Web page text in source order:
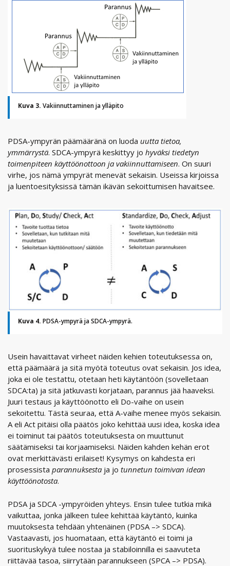
Kuva 3. Vakiinnuttaminen ja ylläpito
PDSA-ympyrän päämääränä on luoda uutta tietoa,
ymmärrystä. SDCA-ympyrä keskittyy jo hyväksi tiedetyn
toimenpiteen käyttöönottoon ja vakiinnuttamiseen. On suuri
virhe, jos nämä ympyrät menevät sekaisin. Useissa kirjoissa
ja luentoesityksissä tämän ikävän sekoittumisen havaitsee.
Kuva 4. PDSA-ympyrä ja SDCA-ympyrä.
Usein havaittavat virheet näiden kehien toteutuksessa on,
että päämäärä ja sitä myötä toteutus ovat sekaisin. Jos idea,
joka ei ole testattu, otetaan heti käytäntöön (sovelletaan
SDCA:ta) ja sitä jatkuvasti korjataan, parannus jää haaveksi.
Juuri testaus ja käyttöönotto eli Do-vaihe on usein
sekoitettu. Tästä seuraa, että A-vaihe menee myös sekaisin.
A eli Act pitäisi olla päätös joko kehittää uusi idea, koska idea
ei toiminut tai päätös toteutuksesta on muuttunut
säätämiseksi tai korjaamiseksi. Näiden kahden kehän erot
ovat merkittävästi erilaiset! Kysymys on kahdesta eri
prosessista parannuksesta ja jo tunnetun toimivan idean
käyttöönotosta.
PDSA ja SDCA -ympyröiden yhteys. Ensin tulee tutkia mikä
vaikuttaa, jonka jälkeen tulee kehittää käytäntö, kuinka
muutoksesta tehdään yhtenäinen (PDSA –> SDCA).
Vastaavasti, jos huomataan, että käytäntö ei toimi ja
suorituskykyä tulee nostaa ja stabiloinnilla ei saavuteta
riittävää tasoa, siirrytään parannukseen (SPCA –> PDSA).